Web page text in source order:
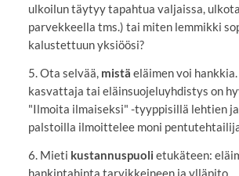
ulkoilun täytyy tapahtua valjaissa,
parvekkeella tms.) tai miten lemmikki
kalustettuun yksiöösi?
5. Ota selvää, mistä eläimen voi
kasvattaja tai eläinsuojeluyhdistys on
"Ilmoita ilmaiseksi" -tyyppisillä lehtien
palstoilla ilmoittelee moni
6. Mieti kustannuspuoli etukäteen:
hankintahinta tarvikkeineen ja ylläpito